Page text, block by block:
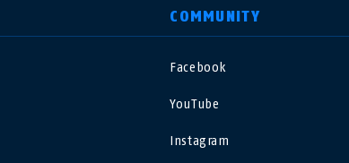
COMMUNITY
Facebook
YouTube
Instagram